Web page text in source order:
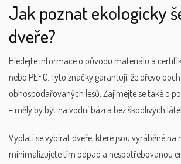
Jak poznat ekologicky
dveře?
Hledejte informace o původu materiálu a
nebo PEFC. Tyto značky garantují, že dřevo
obhospodařovaných lesů. Zajímejte se také o
– měly by být na vodní bázi a bez škodlivých
Vyplatí se vybírat dveře, které jsou vyráběné na
minimalizujete tím odpad a nespotřebovanou